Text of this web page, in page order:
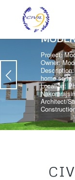
Project:
Owner:
home sryle
Location:
Architect/